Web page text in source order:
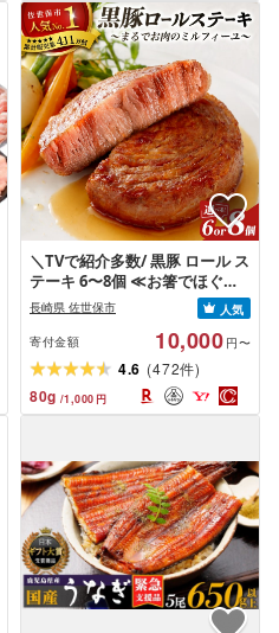
＼TVで紹介多数/ 黒豚 ロール ス
テーキ 6〜8個 ≪お箸でほぐせ
るやわらかさ≫ 職人厳選 無添
加 小分け オリジナル ポーク ス
テーキ 子供も安心 豚 豚肉 セッ
ト ジューシー ギフト 贈り物 お
すすめ おかず 簡単調理 人気 送
料無料 長崎県 佐世保市 豊味館
長崎県 佐世保市
人気
寄付金額
10,000 円〜
4.6 (472件)
80g /1,000 円